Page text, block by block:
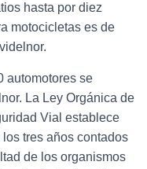
hasta por diez
motocicletas es de
automotores se
La Ley Orgánica de
Vial establece
tres años contados
de los organismos